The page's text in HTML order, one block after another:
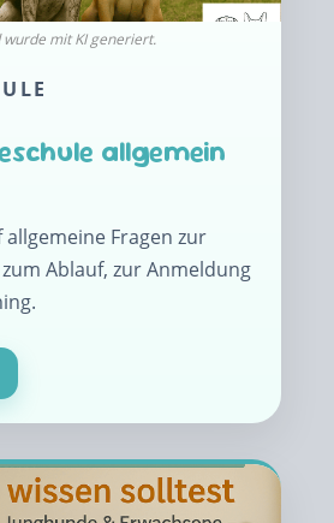
allgemein
Fragen zur
Ablauf, zur Anmeldung